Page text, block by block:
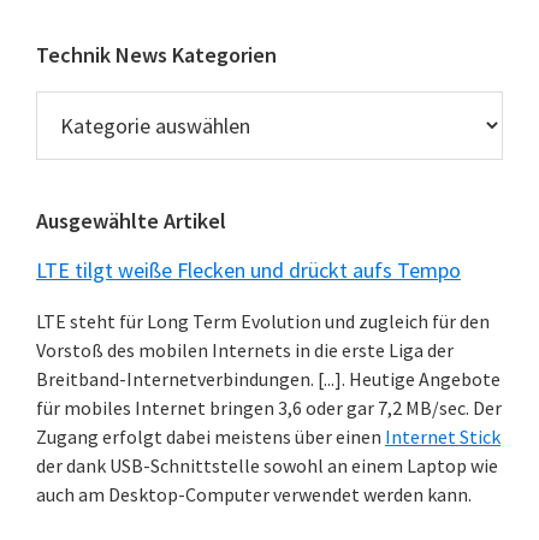
Technik News Kategorien
News
Kategorien
Ausgewählte Artikel
LTE tilgt weiße Flecken und drückt aufs Tempo
LTE steht für Long Term Evolution und zugleich für den
Vorstoß des mobilen Internets in die erste Liga der
Breitband-Internetverbindungen. [...]. Heutige Angebote
für mobiles Internet bringen 3,6 oder gar 7,2 MB/sec. Der
Zugang erfolgt dabei meistens über einen Internet Stick
der dank USB-Schnittstelle sowohl an einem Laptop wie
auch am Desktop-Computer verwendet werden kann.